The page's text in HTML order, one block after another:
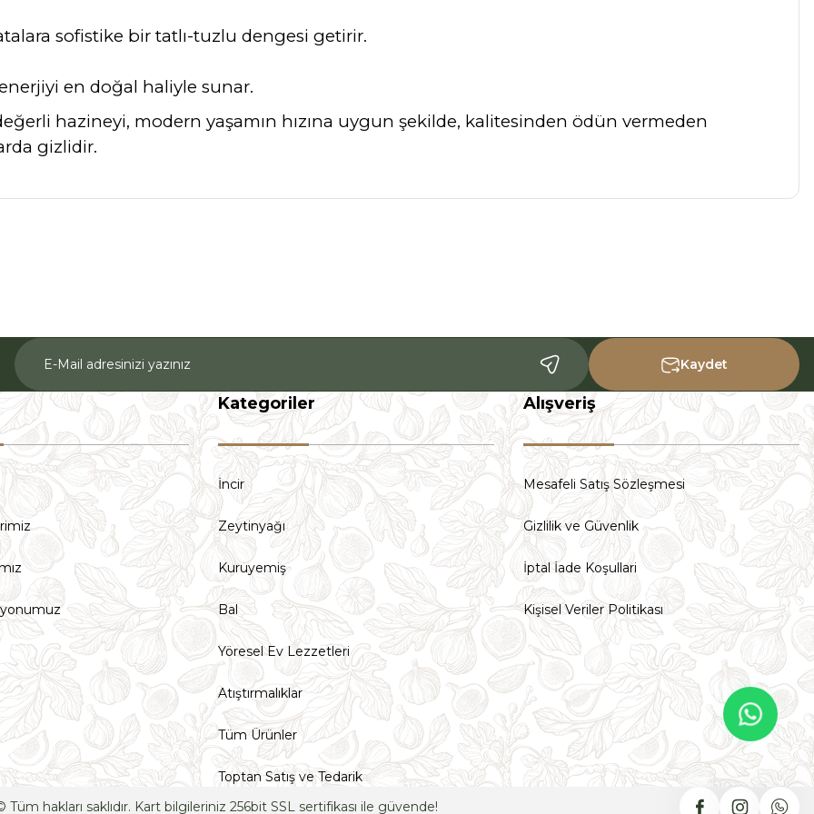
sofistike bir tatlı-tuzlu dengesi getirir.
en doğal haliyle sunar.
hazineyi, modern yaşamın hızına uygun şekilde, kalitesinden ödün vermeden
gizlidir.
Gönder
Kaydet
Kategoriler
İncir
Zeytinyağı
Kuruyemiş
Bal
Yöresel Ev Lezzetleri
Atıştırmalıklar
Tüm Ürünler
Toptan Satış ve Tedarik
Alışveriş
Mesafeli Satış Sözleşmesi
Gizlilik ve Güvenlik
İptal İade Koşullari
Kişisel Veriler Politikası
hakları saklıdır. Kart bilgileriniz 256bit SSL sertifikası ile güvende!